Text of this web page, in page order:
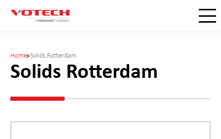
Home Solids Rotterdam
Solids Rotterdam